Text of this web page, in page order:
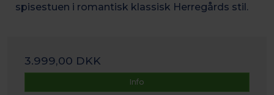
spisestuen i romantisk klassisk Herregårds stil.
3.999,00 DKK
Info